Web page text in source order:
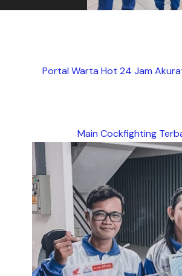
Portal Warta Hot 24 Jam
Main Cockfighting